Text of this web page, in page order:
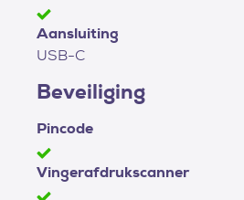
Aansluiting
USB-C
Beveiliging
Pincode
Vingerafdrukscanner